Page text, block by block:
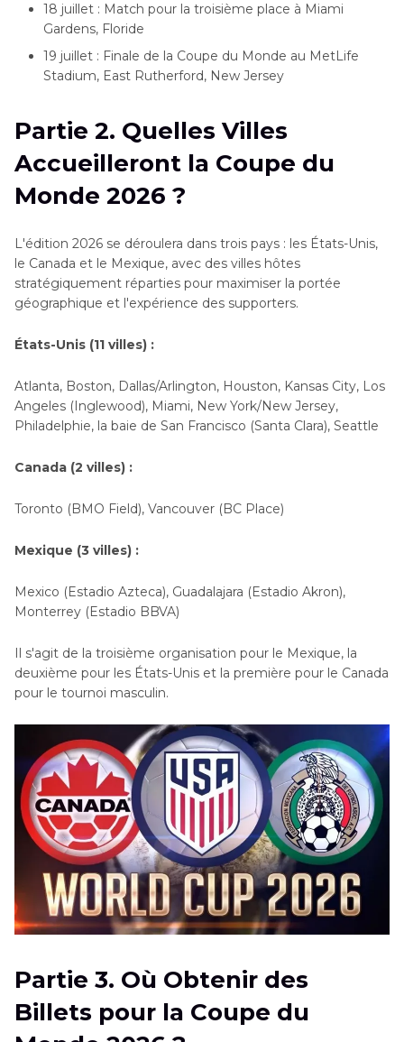
18 juillet : Match pour la troisième place à Miami
Gardens, Floride
19 juillet : Finale de la Coupe du Monde au MetLife
Stadium, East Rutherford, New Jersey
Partie 2. Quelles Villes
Accueilleront la Coupe du
Monde 2026 ?
L'édition 2026 se déroulera dans trois pays : les États-Unis,
le Canada et le Mexique, avec des villes hôtes
stratégiquement réparties pour maximiser la portée
géographique et l'expérience des supporters.
États-Unis (11 villes) :
Atlanta, Boston, Dallas/Arlington, Houston, Kansas City, Los
Angeles (Inglewood), Miami, New York/New Jersey,
Philadelphie, la baie de San Francisco (Santa Clara), Seattle
Canada (2 villes) :
Toronto (BMO Field), Vancouver (BC Place)
Mexique (3 villes) :
Mexico (Estadio Azteca), Guadalajara (Estadio Akron),
Monterrey (Estadio BBVA)
Il s'agit de la troisième organisation pour le Mexique, la
deuxième pour les États-Unis et la première pour le Canada
pour le tournoi masculin.
Partie 3. Où Obtenir des
Billets pour la Coupe du